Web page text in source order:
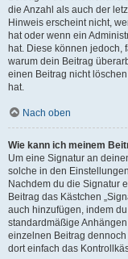
die Anzahl als auch der
Hinweis erscheint nicht,
hat oder wenn ein
hat. Diese können jedoch,
warum dein Beitrag
einen Beitrag nicht
hat.
Nach oben
Wie kann ich meinem
Um eine Signatur an
solche in den
Nachdem du die Signatur
Beitrag das Kästchen
auch hinzufügen, indem
standardmäßige
einzelnen Beitrag
dort einfach das